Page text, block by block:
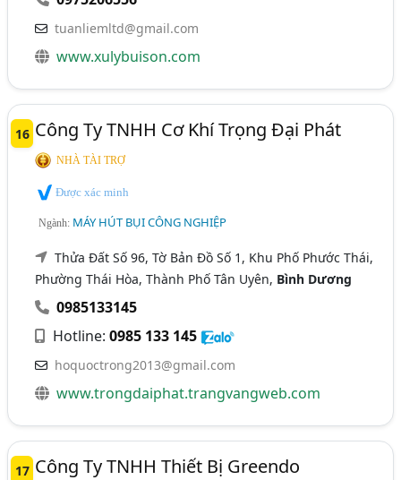
tuanliemltd@gmail.com
www.xulybuison.com
16 Công Ty TNHH Cơ Khí Trọng Đại Phát
NHÀ TÀI TRỢ
Được xác minh
Ngành: MÁY HÚT BỤI CÔNG NGHIỆP
Thửa Đất Số 96, Tờ Bản Đồ Số 1, Khu Phố Phước Thái,
Phường Thái Hòa, Thành Phố Tân Uyên, Bình Dương
0985133145
Hotline:0985 133 145
hoquoctrong2013@gmail.com
www.trongdaiphat.trangvangweb.com
17 Công Ty TNHH Thiết Bị Greendo